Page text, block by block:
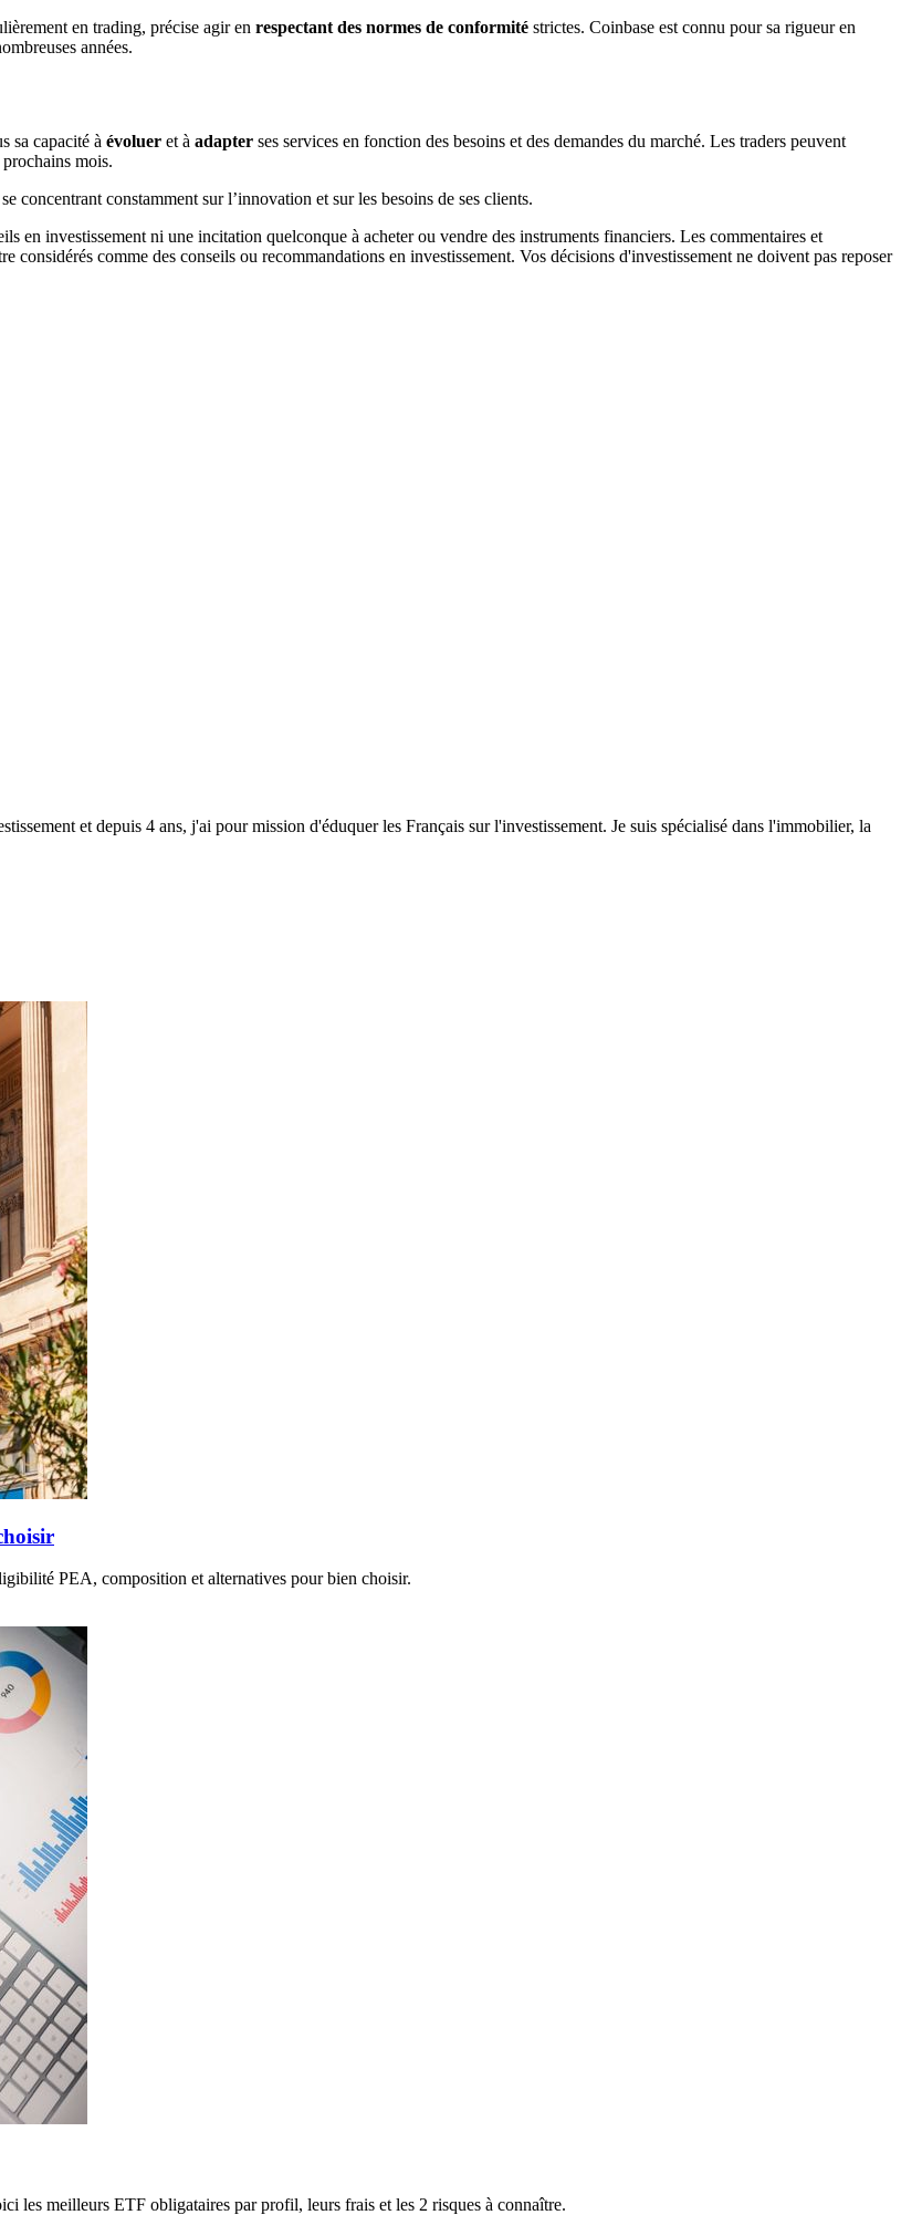
en trading, précise agir en respectant des normes de conformité strictes. Coinbase est connu pour sa rigueur en
années.
sa capacité à évoluer et à adapter ses services en fonction des besoins et des demandes du marché. Les traders peuvent
mois.
concentrant constamment sur l’innovation et sur les besoins de ses clients.
en investissement ni une incitation quelconque à acheter ou vendre des instruments financiers. Les commentaires et
comme des conseils ou recommandations en investissement. Vos décisions d'investissement ne doivent pas reposer
et depuis 4 ans, j'ai pour mission d'éduquer les Français sur l'investissement. Je suis spécialisé dans l'immobilier, la
PEA, composition et alternatives pour bien choisir.
les meilleurs ETF obligataires par profil, leurs frais et les 2 risques à connaître.